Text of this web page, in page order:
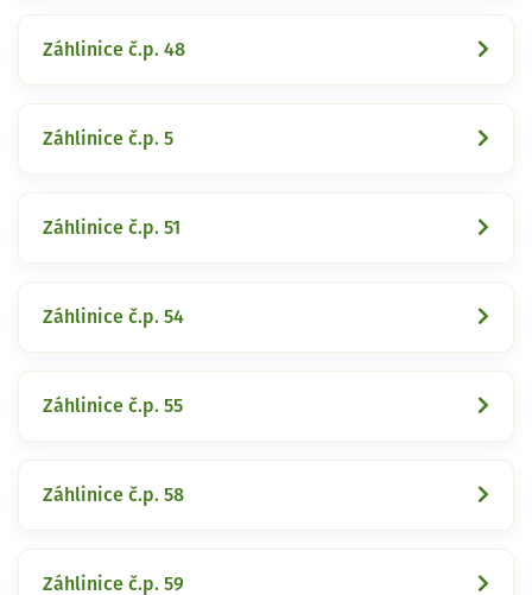
Záhlinice č.p. 48
Záhlinice č.p. 5
Záhlinice č.p. 51
Záhlinice č.p. 54
Záhlinice č.p. 55
Záhlinice č.p. 58
Záhlinice č.p. 59